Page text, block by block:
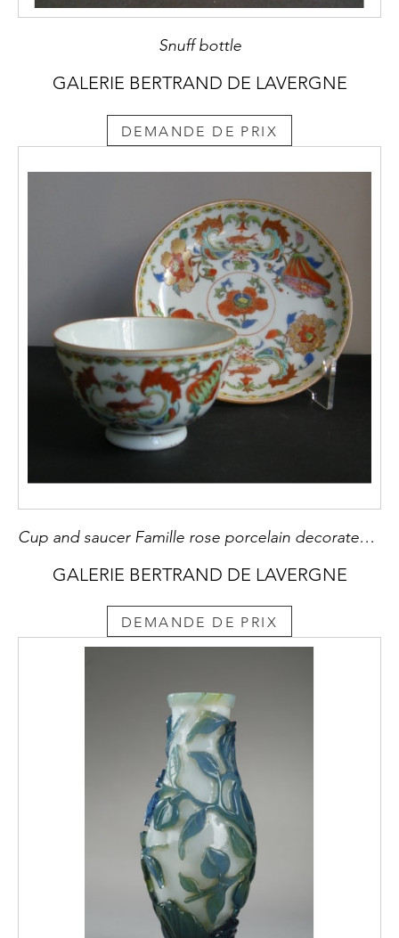
Snuff bottle
GALERIE BERTRAND DE LAVERGNE
DEMANDE DE PRIX
Cup and saucer Famille rose porcelain decorated with the Mme de Pompadour decor - Circa 1745 -
GALERIE BERTRAND DE LAVERGNE
DEMANDE DE PRIX